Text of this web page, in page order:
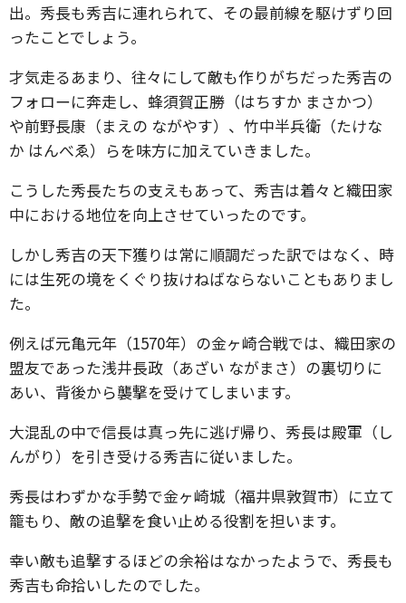
出。秀長も秀吉に連れられて、その最前線を駆けずり回
ったことでしょう。
才気走るあまり、往々にして敵も作りがちだった秀吉の
フォローに奔走し、蜂須賀正勝（はちすか まさかつ）
や前野長康（まえの ながやす）、竹中半兵衛（たけな
か はんべゑ）らを味方に加えていきました。
こうした秀長たちの支えもあって、秀吉は着々と織田家
中における地位を向上させていったのです。
しかし秀吉の天下獲りは常に順調だった訳ではなく、時
には生死の境をくぐり抜けねばならないこともありまし
た。
例えば元亀元年（1570年）の金ヶ崎合戦では、織田家の
盟友であった浅井長政（あざい ながまさ）の裏切りに
あい、背後から襲撃を受けてしまいます。
大混乱の中で信長は真っ先に逃げ帰り、秀長は殿軍（し
んがり）を引き受ける秀吉に従いました。
秀長はわずかな手勢で金ヶ崎城（福井県敦賀市）に立て
籠もり、敵の追撃を食い止める役割を担います。
幸い敵も追撃するほどの余裕はなかったようで、秀長も
秀吉も命拾いしたのでした。